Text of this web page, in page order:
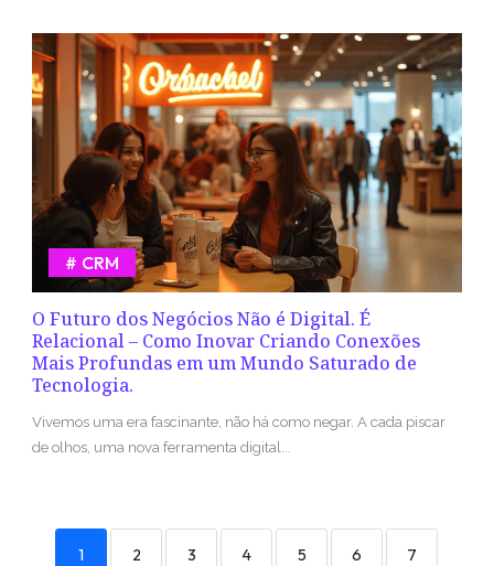
O Futuro dos Negócios Não é Digital. É
Relacional – Como Inovar Criando Conexões
Mais Profundas em um Mundo Saturado de
Tecnologia.
CRM
Vivemos uma era fascinante, não há como negar. A cada piscar
de olhos, uma nova ferramenta digital...
1 2 3 4 5 6 7